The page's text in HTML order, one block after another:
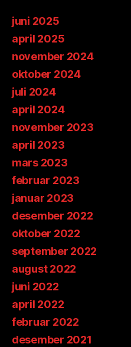
juni 2025
april 2025
november 2024
oktober 2024
juli 2024
april 2024
november 2023
april 2023
mars 2023
februar 2023
januar 2023
desember 2022
oktober 2022
september 2022
august 2022
juni 2022
april 2022
februar 2022
desember 2021